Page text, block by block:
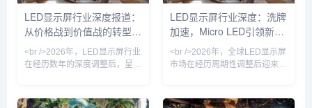
增长引擎，东南亚、中东等地区
的数字标牌项目加速落地，中国
LED显示屏出口额创下新高。
轮复苏并非
更高的亮度、更低的功耗和更长
的寿命。多家头部厂商已展示基
于巨量转移技术的全彩样机，像
无
LED显示屏行业深度报道：
从价格战到价值战的转型之
路
<br />2026年，LED显示屏行业
在经历数年的深度调整后，呈现
广告、舞台租赁、虚拟拍摄等下
LED显示屏行业深度：洗牌
加速，Micro LED引领新赛
道
<br />2026年，全球LED显示屏
市场在经历周期性调整后迎来温
景的渗透率快速提升，行业不再